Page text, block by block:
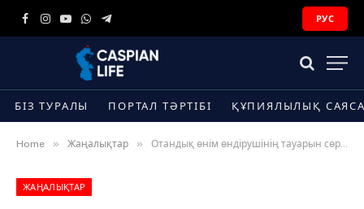
Facebook
Instagram
YouTube
WhatsApp
Telegram
РУС
БІЗ ТУРАЛЫ ПОРТАЛ ТӘРТІБІ ҚҰПИЯЛЫЛЫҚ
Home » Жаңалықтар » Отандық өнім өндірушінің тауарын сөреге қоюдан негізсіз бас тартқан гипермаркет ісі сотта қаралды
ЖАҢАЛЫҚТАР